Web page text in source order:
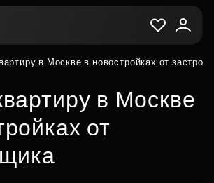
в Москве в новостройках от
в Москве
от